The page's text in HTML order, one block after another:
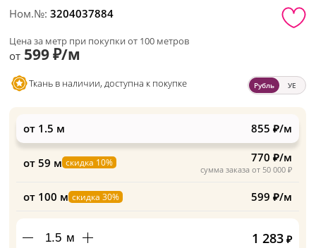
Ном.№:3204037884
Цена за метр при покупки от 100 метров
от 599 ₽/м
Ткань в наличии, доступна к покупке Рубль УЕ
от 1.5 м 855 ₽/м
от 59 м скидка 10%
сумма заказа от 50 000 ₽
770 ₽/м
от 100 м скидка 30% 599 ₽/м
м 1 283 ₽